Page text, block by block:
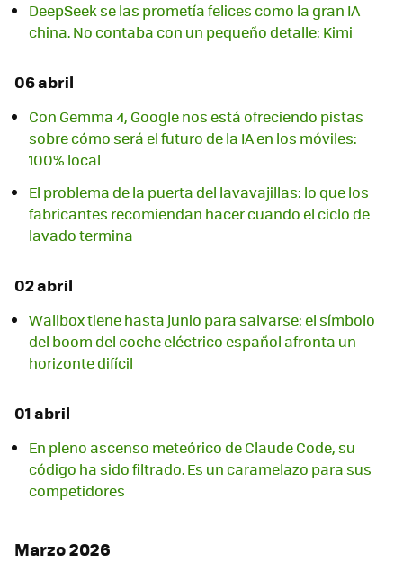
DeepSeek se las prometía felices como la gran IA
china. No contaba con un pequeño detalle: Kimi
06 abril
Con Gemma 4, Google nos está ofreciendo pistas
sobre cómo será el futuro de la IA en los móviles:
100% local
El problema de la puerta del lavavajillas: lo que los
fabricantes recomiendan hacer cuando el ciclo de
lavado termina
02 abril
Wallbox tiene hasta junio para salvarse: el símbolo
del boom del coche eléctrico español afronta un
horizonte difícil
01 abril
En pleno ascenso meteórico de Claude Code, su
código ha sido filtrado. Es un caramelazo para sus
competidores
Marzo 2026